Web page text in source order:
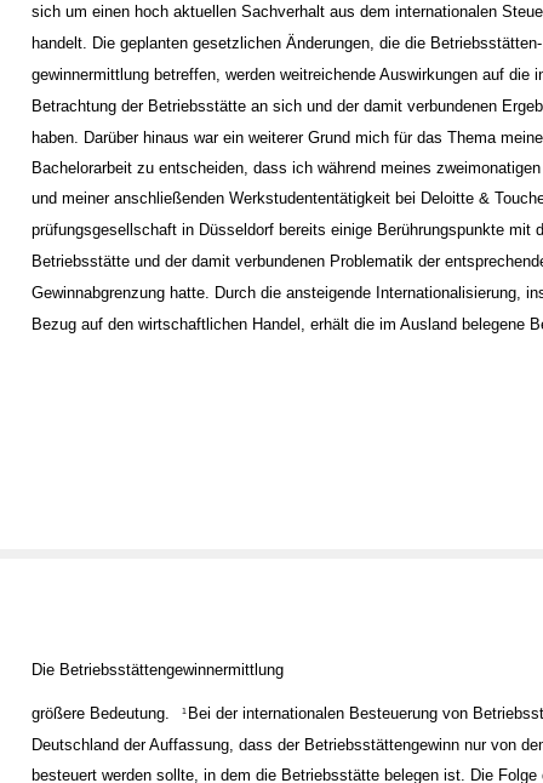
sich um einen hoch aktuellen Sachverhalt aus dem internationalen
handelt. Die geplanten gesetzlichen Änderungen, die die Betriebsstätten-
gewinnermittlung betreffen, werden weitreichende Auswirkungen auf die
Betrachtung der Betriebsstätte an sich und der damit verbundenen
haben. Darüber hinaus war ein weiterer Grund mich für das Thema
Bachelorarbeit zu entscheiden, dass ich während meines
und meiner anschließenden Werkstudententätigkeit bei Deloitte &
prüfungsgesellschaft in Düsseldorf bereits einige Berührungspunkte mit
Betriebsstätte und der damit verbundenen Problematik der
Gewinnabgrenzung hatte. Durch die ansteigende Internationalisierung,
Bezug auf den wirtschaftlichen Handel, erhält die im Ausland belegene
Die Betriebsstättengewinnermittlung
größere Bedeutung. 1 Bei der internationalen Besteuerung von
Deutschland der Auffassung, dass der Betriebsstättengewinn nur von
besteuert werden sollte, in dem die Betriebsstätte belegen ist. Die